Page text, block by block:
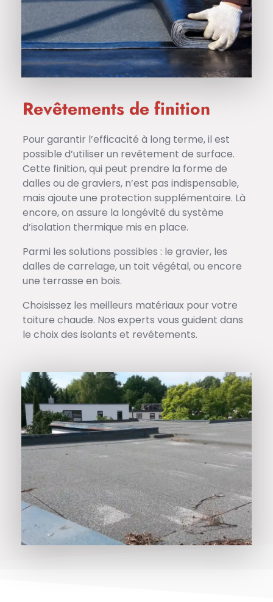
Revêtements de finition
Pour garantir l’efficacité à long terme, il est
possible d’utiliser un revêtement de surface.
Cette finition, qui peut prendre la forme de
dalles ou de graviers, n’est pas indispensable,
mais ajoute une protection supplémentaire. Là
encore, on assure la longévité du système
d’isolation thermique mis en place.
Parmi les solutions possibles : le gravier, les
dalles de carrelage, un toit végétal, ou encore
une terrasse en bois.
Choisissez les meilleurs matériaux pour votre
toiture chaude. Nos experts vous guident dans
le choix des isolants et revêtements.